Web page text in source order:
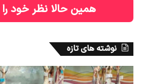
همین حالا نظر خود
نوشته های تازه